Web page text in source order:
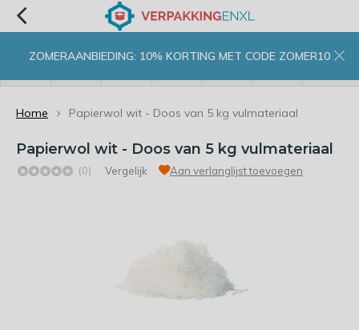
ZOMERAANBIEDING: 10% KORTING MET CODE ZOMER10
Home Papierwol wit - Doos van 5 kg vulmateriaal
Papierwol wit - Doos van 5 kg vulmateriaal
(0) Vergelijk Aan verlanglijst toevoegen